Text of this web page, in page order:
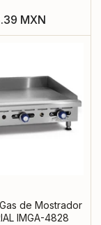
MXN
de Mostrador
IMGA-4828